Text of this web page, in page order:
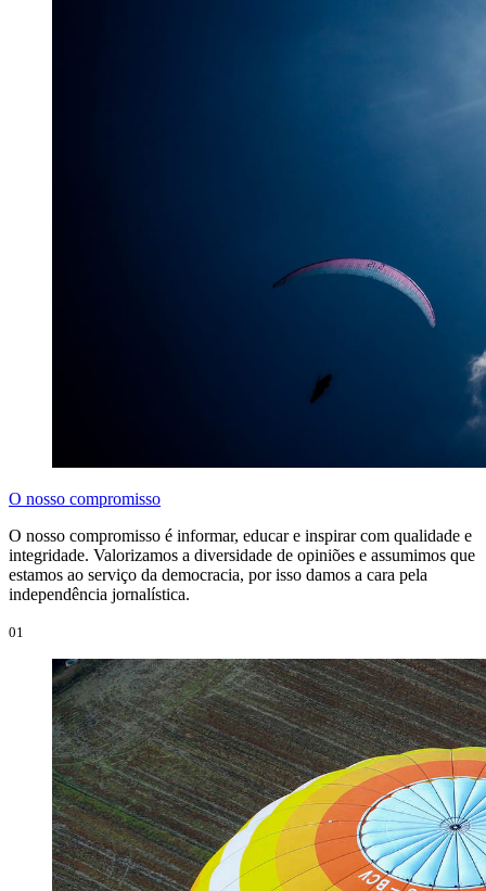
O nosso compromisso
O nosso compromisso é informar, educar e inspirar com qualidade e
integridade. Valorizamos a diversidade de opiniões e assumimos que
estamos ao serviço da democracia, por isso damos a cara pela
independência jornalística.
01